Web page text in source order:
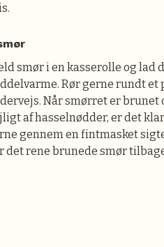
smør i en kasserolle og lad
Rør gerne rundt et
Når smørret er brunet
af hasselnødder, er det
gennem en fintmasket
det rene brunede smør